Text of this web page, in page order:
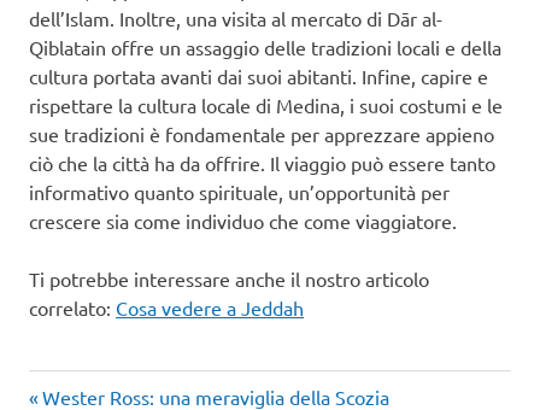
dell’Islam. Inoltre, una visita al mercato di Dār al-
Qiblatain offre un assaggio delle tradizioni locali e della
cultura portata avanti dai suoi abitanti. Infine, capire e
rispettare la cultura locale di Medina, i suoi costumi e le
sue tradizioni è fondamentale per apprezzare appieno
ciò che la città ha da offrire. Il viaggio può essere tanto
informativo quanto spirituale, un’opportunità per
crescere sia come individuo che come viaggiatore.
Ti potrebbe interessare anche il nostro articolo
correlato: Cosa vedere a Jeddah
Articolo
Wester Ross: una meraviglia della Scozia